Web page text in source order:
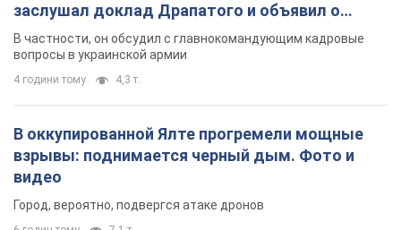
заслушал доклад Драпатого и объявил о
новых мерах
В частности, он обсудил с главнокомандующим кадровые
вопросы в украинской армии
4 години тому 4,3 т.
В оккупированной Ялте прогремели мощные
взрывы: поднимается черный дым. Фото и
видео
Город, вероятно, подвергся атаке дронов